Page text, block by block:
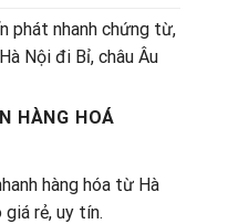
phát nhanh chứng từ,
Nội đi Bỉ, châu Âu
HÀNG HOÁ
hàng hóa từ Hà
rẻ, uy tín.